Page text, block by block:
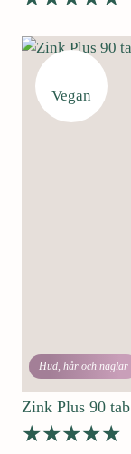
Betygsatt
4.74av 5
Hud, hår och naglar
Vegan
Zink Plus 90 tab